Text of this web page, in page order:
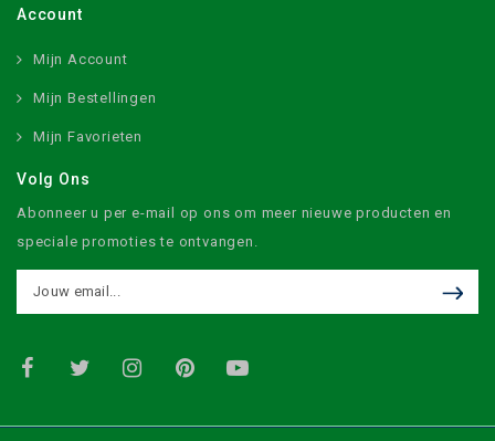
Account
Mijn Account
Mijn Bestellingen
Mijn Favorieten
Volg Ons
Abonneer u per e-mail op ons om meer nieuwe producten en
speciale promoties te ontvangen.
FacebookTwitter InstagramPinterest